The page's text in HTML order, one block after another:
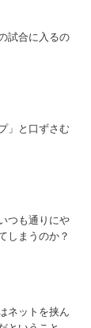
試合に入るの
」と口ずさむ
つも通りにや
しまうのか？
ネットを挟ん